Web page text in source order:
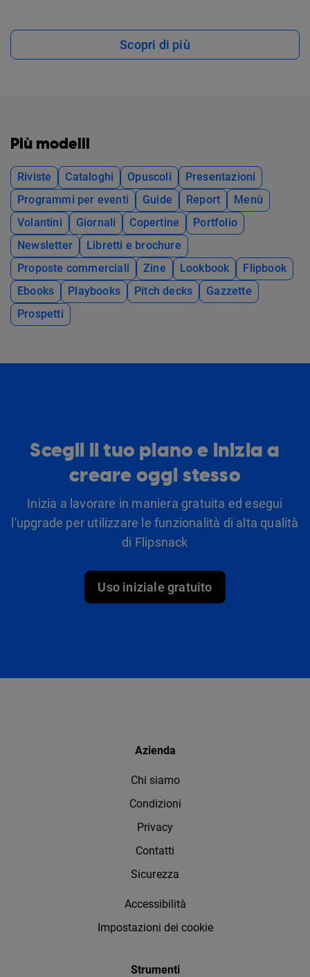
Scopri di più
Più modelli
Riviste Cataloghi Opuscoli
Presentazioni
Programmi per eventi
Guide Report
Menù
Volantini
Giornali Copertine
Portfolio
Newsletter
Libretti e brochure
Proposte commerciali
Zine Lookbook
Flipbook
Ebooks
Playbooks Pitch decks
Gazzette
Prospetti
Scegli il tuo piano e inizia a
creare oggi stesso
Inizia a lavorare in maniera gratuita ed esegui
l'upgrade per utilizzare le funzionalità di alta qualità
di Flipsnack
Uso iniziale gratuito
Azienda
Chi siamo
Condizioni
Privacy
Contatti
Sicurezza
Accessibilità
Impostazioni dei cookie
Strumenti